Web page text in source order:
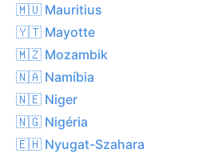
🇲🇺 Mauritius
🇾🇹 Mayotte
🇲🇿 Mozambik
🇳🇦 Namíbia
🇳🇪 Niger
🇳🇬 Nigéria
🇪🇭 Nyugat-Szahara